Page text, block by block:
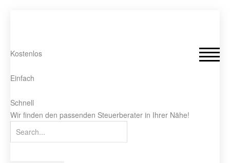
Kostenlos
Einfach
Schnell
Wir finden den passenden Steuerberater in Ihrer Nähe!